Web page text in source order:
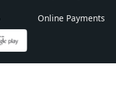
Online Payments